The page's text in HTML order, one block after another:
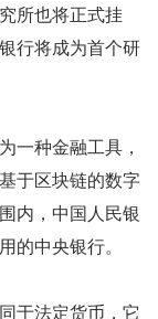
所也将正式挂
行将成为首个研
一种金融工具，
于区块链的数字
内，中国人民银
的中央银行。
于法定货币，它